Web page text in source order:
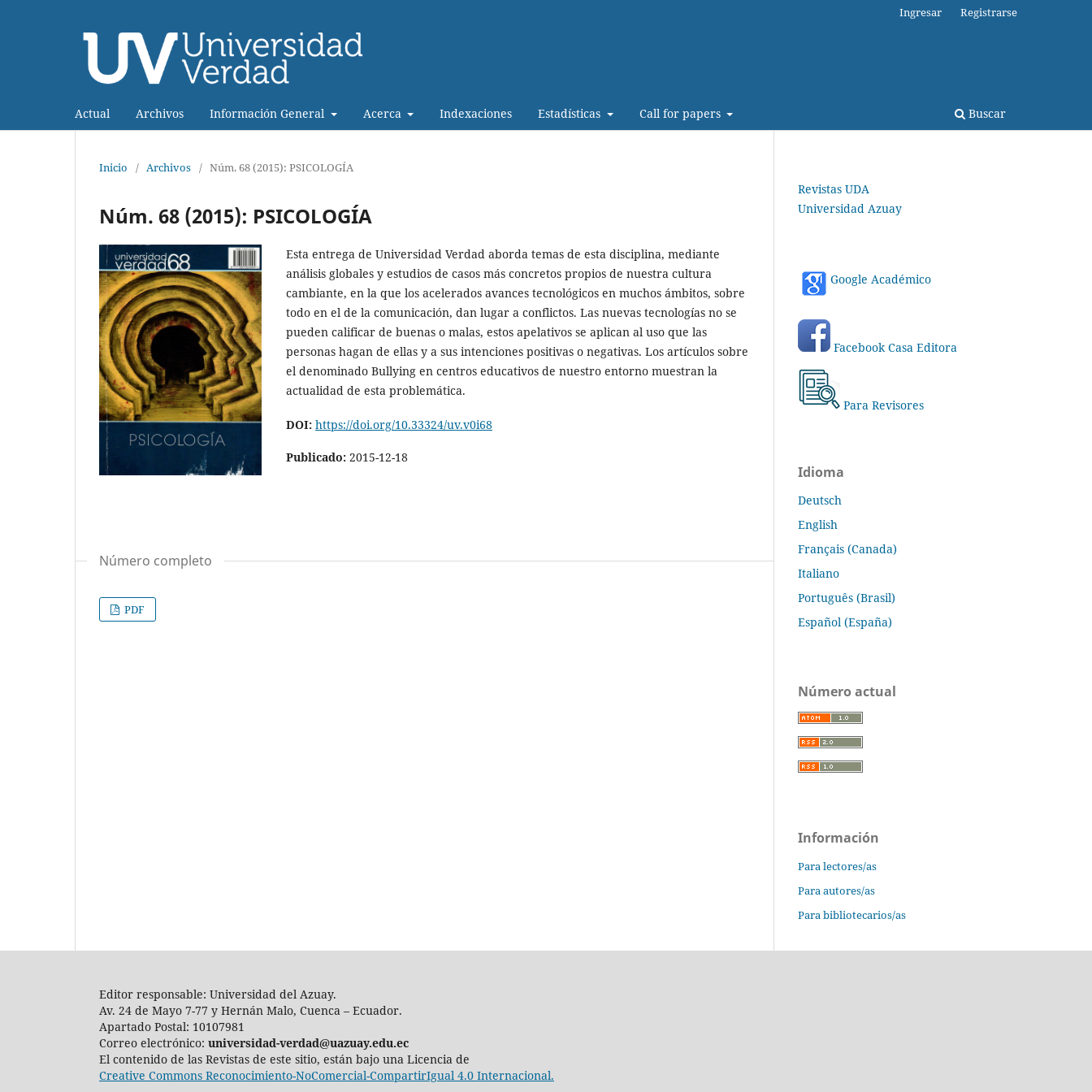
Actual Archivos Información General Acerca Indexaciones Estadísticas Call for papers Buscar
Ingresar Registrarse
Inicio / Archivos / Núm. 68 (2015): PSICOLOGÍA
Núm. 68 (2015): PSICOLOGÍA
Esta entrega de Universidad Verdad aborda temas de esta disciplina, mediante
análisis globales y estudios de casos más concretos propios de nuestra cultura
cambiante, en la que los acelerados avances tecnológicos en muchos ámbitos, sobre
todo en el de la comunicación, dan lugar a conflictos. Las nuevas tecnologías no se
pueden calificar de buenas o malas, estos apelativos se aplican al uso que las
personas hagan de ellas y a sus intenciones positivas o negativas. Los artículos sobre
el denominado Bullying en centros educativos de nuestro entorno muestran la
actualidad de esta problemática.
DOI: https://doi.org/10.33324/uv.v0i68
Publicado: 2015-12-18
Número completo
PDF
Revistas UDA
Universidad Azuay
Google Académico
Facebook Casa Editora
Para Revisores
Idioma
Deutsch
English
Français (Canada)
Italiano
Português (Brasil)
Español (España)
Número actual
Información
Para lectores/as
Para autores/as
Para bibliotecarios/as
Editor responsable: Universidad del Azuay.
Av. 24 de Mayo 7-77 y Hernán Malo, Cuenca – Ecuador.
Apartado Postal: 10107981
Correo electrónico: universidad-verdad@uazuay.edu.ec
El contenido de las Revistas de este sitio, están bajo una Licencia de
Creative Commons Reconocimiento-NoComercial-CompartirIgual 4.0 Internacional.